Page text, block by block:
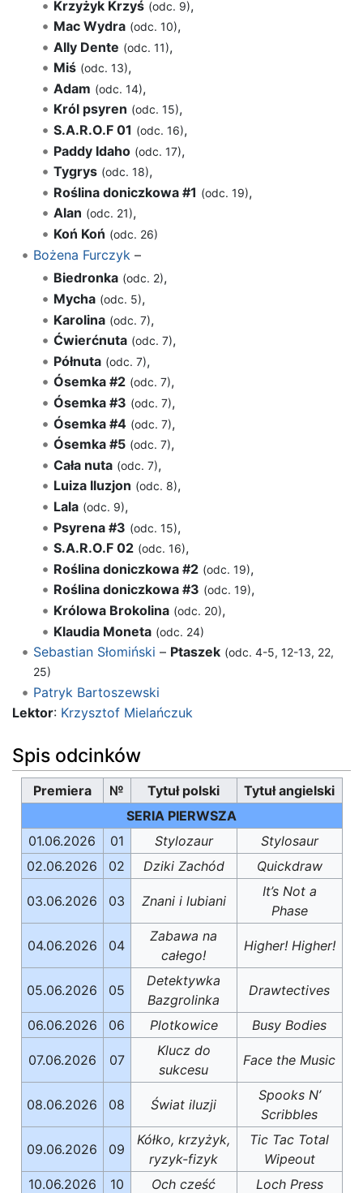
Krzyżyk Krzyś (odc. 9),
Mac Wydra (odc. 10),
Ally Dente (odc. 11),
Miś (odc. 13),
Adam (odc. 14),
Król psyren (odc. 15),
S.A.R.O.F 01 (odc. 16),
Paddy Idaho (odc. 17),
Tygrys (odc. 18),
Roślina doniczkowa #1 (odc. 19),
Alan (odc. 21),
Koń Koń (odc. 26)
Bożena Furczyk –
Biedronka (odc. 2),
Mycha (odc. 5),
Karolina (odc. 7),
Ćwierćnuta (odc. 7),
Półnuta (odc. 7),
Ósemka #2 (odc. 7),
Ósemka #3 (odc. 7),
Ósemka #4 (odc. 7),
Ósemka #5 (odc. 7),
Cała nuta (odc. 7),
Luiza Iluzjon (odc. 8),
Lala (odc. 9),
Psyrena #3 (odc. 15),
S.A.R.O.F 02 (odc. 16),
Roślina doniczkowa #2 (odc. 19),
Roślina doniczkowa #3 (odc. 19),
Królowa Brokolina (odc. 20),
Klaudia Moneta (odc. 24)
Sebastian Słomiński – Ptaszek (odc. 4-5, 12-13, 22,
25)
Patryk Bartoszewski
Lektor: Krzysztof Mielańczuk
Spis odcinków
Premiera № Tytuł polski
Tytuł angielski
SERIA PIERWSZA
01.06.2026
01 Stylozaur
Stylosaur
02.06.2026
02 Dziki Zachód Quickdraw
03.06.2026 03 Znani i lubiani
It’s Not a
Phase
04.06.2026 04
Zabawa na
całego!
Higher! Higher!
05.06.2026 05
Detektywka
Bazgrolinka
Drawtectives
06.06.2026 06 Plotkowice Busy Bodies
07.06.2026 07
Klucz do
sukcesu
Face the Music
08.06.2026 08 Świat iluzji
Spooks N’
Scribbles
09.06.2026 09
Kółko, krzyżyk,
ryzyk-fizyk
Tic Tac Total
Wipeout
10.06.2026
10 Och cześć Loch Press